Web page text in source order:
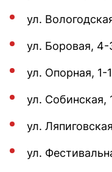
ул.
ул. Боровая, 4-
ул. Опорная, 1-
ул. Собинская,
ул.
ул.